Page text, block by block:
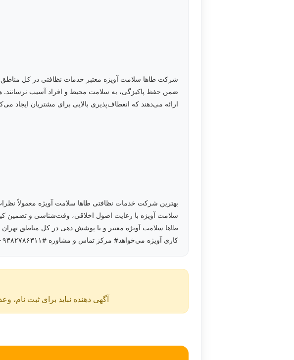
شرکت‌ طاها سلامت آویژه معتبر خدمات نظافتی در کل مناطق
ضمن حفظ پاکیزگی، به سلامت محیط و افراد آسیب نرسانند.
ارائه می‌دهند که انعطاف‌پذیری بالایی برای مشتریان ایجاد
بهترین شرکت‌ خدمات نظافتی طاها سلامت آویژه معمولاً
سلامت آویژه با رعایت اصول اخلاقی، وقت‌شناسی و تضمین
طاها سلامت آویژه معتبر و با پوشش دهی در کل مناطق تهران
کاری آویژه می‌خواهد# مرکز تماس و مشاوره #۰۹۳۸۲۷۸۶۳۱۱# #۰۹۰۲۳۶۳۳۸۹۳#
آگهی دهنده نباید برای ثبت نام،